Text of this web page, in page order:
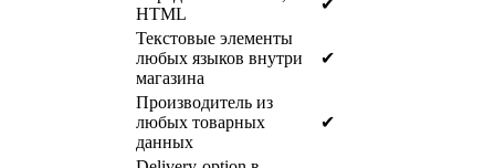
HTML
Текстовые элементы
любых языков внутри
магазина
✔
Производитель из
любых товарных
данных
✔